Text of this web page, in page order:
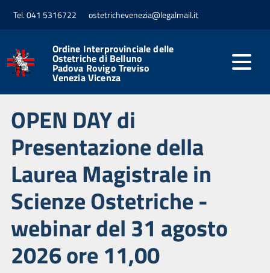
Tel. 041 5316722 ostetrichevenezia@legalmail.it
Ordine Interprovinciale delle
Ostetriche di Belluno
Padova Rovigo Treviso
Venezia Vicenza
OPEN DAY di
Presentazione della
Laurea Magistrale in
Scienze Ostetriche -
webinar del 31 agosto
2026 ore 11,00